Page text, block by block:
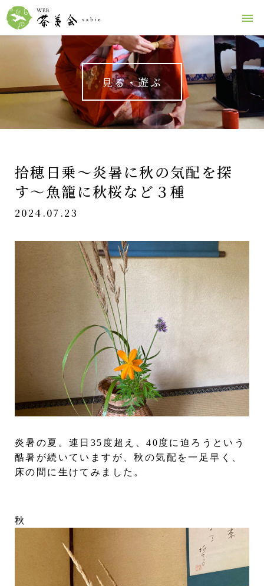
見る・遊ぶ
拾穂日乗〜炎暑に秋の気配を探
す〜魚籠に秋桜など３種
2024.07.23
炎暑の夏。連日35度超え、40度に迫ろうという
酷暑が続いていますが、秋の気配を一足早く、
床の間に生けてみました。
秋